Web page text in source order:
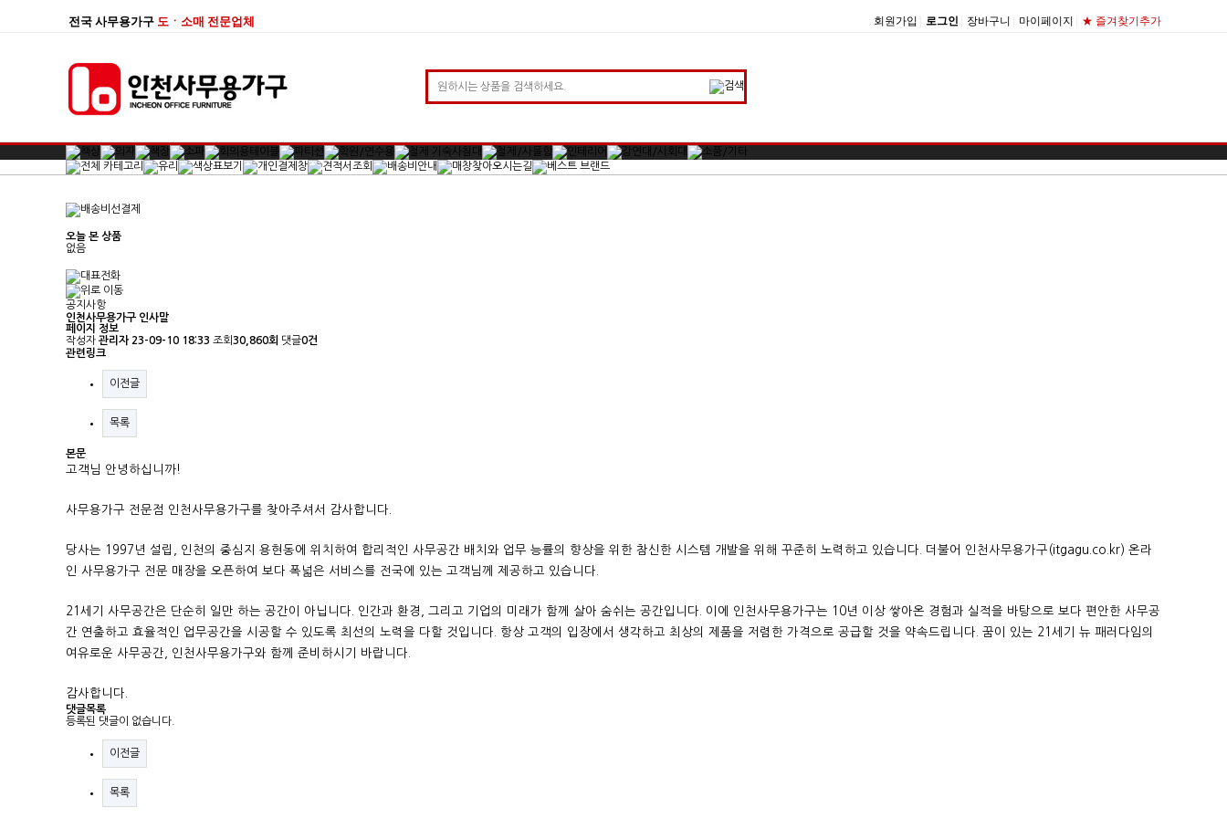
전국 사무용가구 도ㆍ소매 전문업체 회원가입 로그인 장바구니 마이페이지 ★ 즐겨찾기추가
오늘 본 상품
없음
공지사항
인천사무용가구 인사말
페이지 정보
작성자 관리자 23-09-10 18:33 조회30,860회 댓글0건
관련링크
이전글
목록
본문
고객님 안녕하십니까!
사무용가구 전문점 인천사무용가구를 찾아주셔서 감사합니다.
당사는 1997년 설립, 인천의 중심지 용현동에 위치하여 합리적인 사무공간 배치와 업무 능률의 향상을 위한 참신한 시스템 개발을 위해 꾸준히 노력하고 있습니다. 더불어 인천사무용가구(itgagu.co.kr) 온라
인 사무용가구 전문 매장을 오픈하여 보다 폭넓은 서비스를 전국에 있는 고객님께 제공하고 있습니다.
21세기 사무공간은 단순히 일만 하는 공간이 아닙니다. 인간과 환경, 그리고 기업의 미래가 함께 살아 숨쉬는 공간입니다. 이에 인천사무용가구는 10년 이상 쌓아온 경험과 실적을 바탕으로 보다 편안한 사무공
간 연출하고 효율적인 업무공간을 시공할 수 있도록 최선의 노력을 다할 것입니다. 항상 고객의 입장에서 생각하고 최상의 제품을 저렴한 가격으로 공급할 것을 약속드립니다. 꿈이 있는 21세기 뉴 패러다임의
여유로운 사무공간, 인천사무용가구와 함께 준비하시기 바랍니다.
감사합니다.
댓글목록
등록된 댓글이 없습니다.
이전글
목록